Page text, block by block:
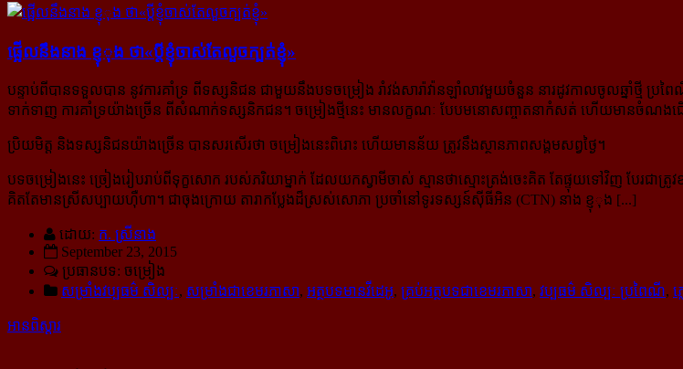
ផ្អើល​នឹង​នាង ខ្ញុុង ថា​«ប្តី​ខ្ញុំ​ចាស់​តែ​លួច​ក្បត់​ខ្ញុំ»
បន្ទាប់ពីបានទទួលបាន នូវការគាំទ្រ ពីទស្សនិជន ជាមួយនឹងបទចម្រៀង រាំវង់សារ៉ាវ៉ានឡាំលាវមួយចំនួន នា​រដូវកាលចូលឆ្នាំថ្មី ប្
ទាក់ទាញ ការគាំទ្រយ៉ាងច្រើន ពីសំណាក់ទស្សនិកជន។ ចម្រៀងថ្មីនេះ មានលក្ខណៈ បែប​មនោសញ្ចាតនាកំសត់ ហើយមានចំណងជើង
ប្រិយមិត្ត និងទស្សនិជនយ៉ាងច្រើន បានសរសើរថា ចម្រៀងនេះពិរោះ ហើយមានន័យ ត្រូវនឹងស្ថានភាព​សង្គម​សព្វថ្ងៃ។
បទចម្រៀងនេះ ច្រៀងរៀបរាប់ពីទុក្ខសោក របស់ភរិយាម្នាក់ ដែលយកស្វាមីចាស់ ស្មានថាស្មោះត្រង់ចេះគិត តែផ្ទុយទៅវិញ បែរជាត្
គិតតែមានស្រីសប្បាយហ៊ឺហា។ ជាចុងក្រោយ តារាកប្លែងដ៏ស្រស់សោភា ប្រចាំនៅ​ទូរទស្សន៍​ស៊ីធីអិន (CTN) នាង ខ្ញុុង [...]
ដោយ: ក. ស្រីនាង
September 23, 2015
ប្រធានបទ: ចម្រៀង
សម្រាំងវប្ប​ធម៌​ សិល្បៈ, សម្រាំងជាខេមរភាសា, អត្ថបទមានវីដេអូ, គ្រប់អត្ថបទជាខេមរភាសា, វប្បធម៌ សិល្បៈ ប្រពៃណី, ភ្
អានពិស្ដារ